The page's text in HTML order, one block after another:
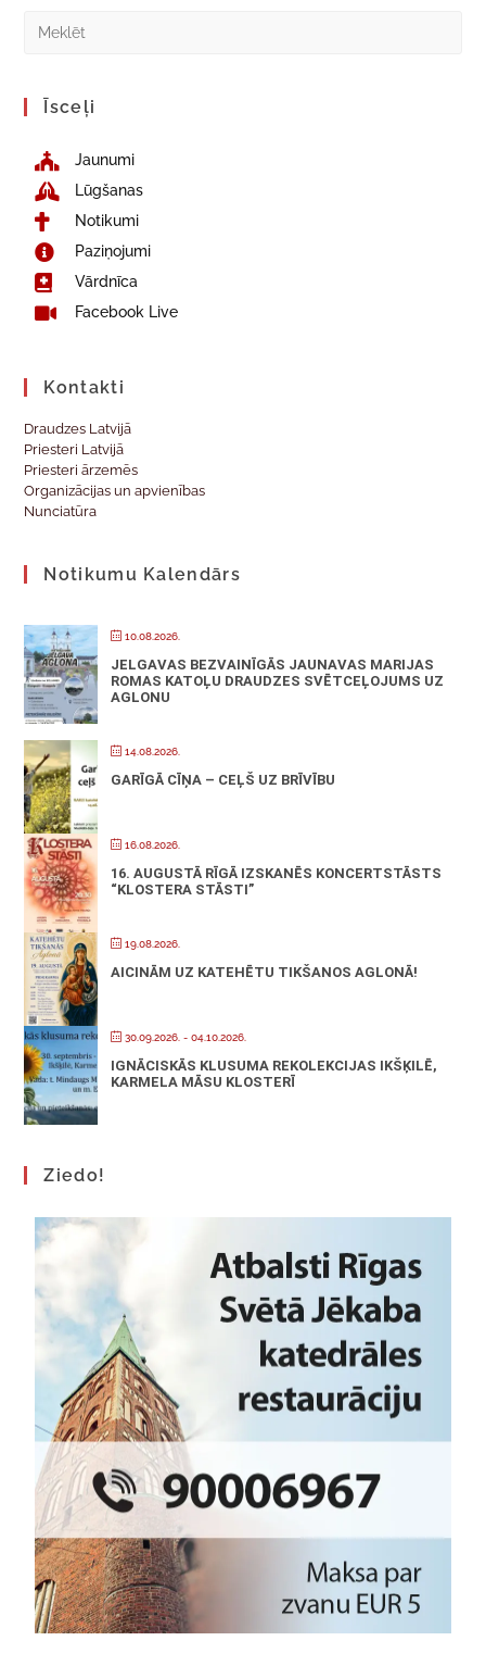
Īsceļi
Jaunumi
Lūgšanas
Notikumi
Paziņojumi
Vārdnīca
Facebook Live
Kontakti
Draudzes Latvijā
Priesteri Latvijā
Priesteri ārzemēs
Organizācijas un apvienības
Nunciatūra
Notikumu Kalendārs
10.08.2026.
JELGAVAS BEZVAINĪGĀS JAUNAVAS MARIJAS
ROMAS KATOĻU DRAUDZES SVĒTCEĻOJUMS UZ
AGLONU
14.08.2026.
GARĪGĀ CĪŅA – CEĻŠ UZ BRĪVĪBU
16.08.2026.
16. AUGUSTĀ RĪGĀ IZSKANĒS KONCERTSTĀSTS
“KLOSTERA STĀSTI”
19.08.2026.
AICINĀM UZ KATEHĒTU TIKŠANOS AGLONĀ!
30.09.2026. - 04.10.2026.
IGNĀCISKĀS KLUSUMA REKOLEKCIJAS IKŠĶILĒ,
KARMELA MĀSU KLOSTERĪ
Ziedo!